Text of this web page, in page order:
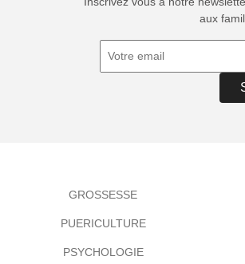
aux
GROSSESSE
PUERICULTURE
PSYCHOLOGIE